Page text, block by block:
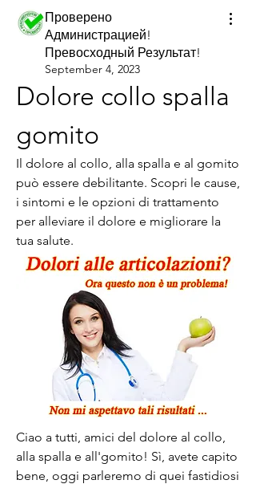
Проверено
Администрацией!
Превосходный Результат!
September 4, 2023
Dolore collo spalla
gomito
Il dolore al collo, alla spalla e al gomito
può essere debilitante. Scopri le cause,
i sintomi e le opzioni di trattamento
per alleviare il dolore e migliorare la
tua salute.
Ciao a tutti, amici del dolore al collo,
alla spalla e all'gomito! Sì, avete capito
bene, oggi parleremo di quei fastidiosi